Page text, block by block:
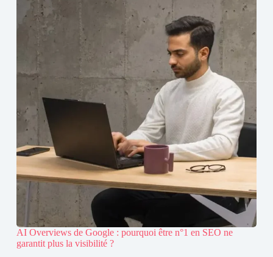
AI Overviews de Google : pourquoi être n°1 en SEO ne
garantit plus la visibilité ?